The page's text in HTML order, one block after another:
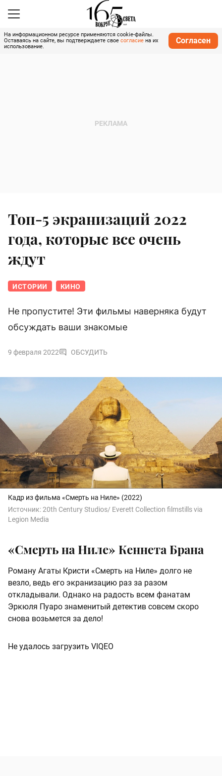
На информационном ресурсе применяются cookie-файлы.
Оставаясь на сайте, вы подтверждаете свое согласие на их
использование.
Согласен
Топ-5 экранизаций 2022
года, которые все очень
ждут
ИСТОРИИ КИНО
Не пропустите! Эти фильмы наверняка будут
обсуждать ваши знакомые
9 февраля 2022 ОБСУДИТЬ
Кадр из фильма «Смерть на Ниле» (2022)
Источник:20th Century Studios/ Everett Collection filmstills via
Legion Media
«Смерть на Ниле» Кеннета Брана
Роману Агаты Кристи «Смерть на Ниле» долго не
везло, ведь его экранизацию раз за разом
откладывали. Однако на радость всем фанатам
Эркюля Пуаро знаменитый детектив совсем скоро
снова возьмется за дело!
Не удалось загрузить VIQEO